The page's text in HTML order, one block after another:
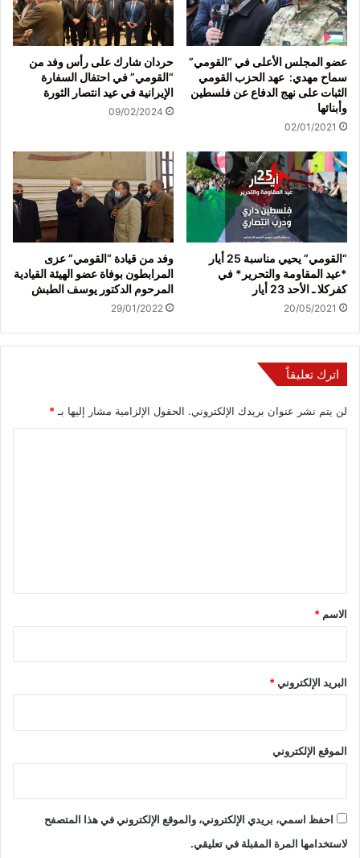
عضو المجلس الأعلى في “القومي”
سماح مهدي: عهد الحزب القومي
الثبات على نهج الدفاع عن فلسطين
وأبنائها
02/01/2021
حردان شارك على رأس وفد من
“القومي” في احتفال السفارة
الإيرانية في عيد انتصار الثورة
09/02/2024
“القومي” يحيي مناسبة 25 أيار
*عيد المقاومة والتحرير* في
كفركلا ـ الأحد 23 أيار
20/05/2021
وفد من قيادة “القومي” عزى
المرابطون بوفاة عضو الهيئة القيادية
المرحوم الدكتور يوسف الطبش
29/01/2022
اترك تعليقاً
لن يتم نشر عنوان بريدك الإلكتروني. الحقول الإلزامية مشار إليها بـ *
*
الاسم *
البريد الإلكتروني*
الموقع الإلكتروني
احفظ اسمي، بريدي الإلكتروني، والموقع الإلكتروني في هذا المتصفح
لاستخدامها المرة المقبلة في تعليقي.